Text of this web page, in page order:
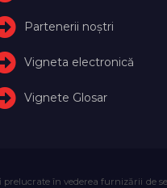
Partenerii noștri
Vigneta electronică
Vignete Glosar
prelucrate în vederea furnizării de